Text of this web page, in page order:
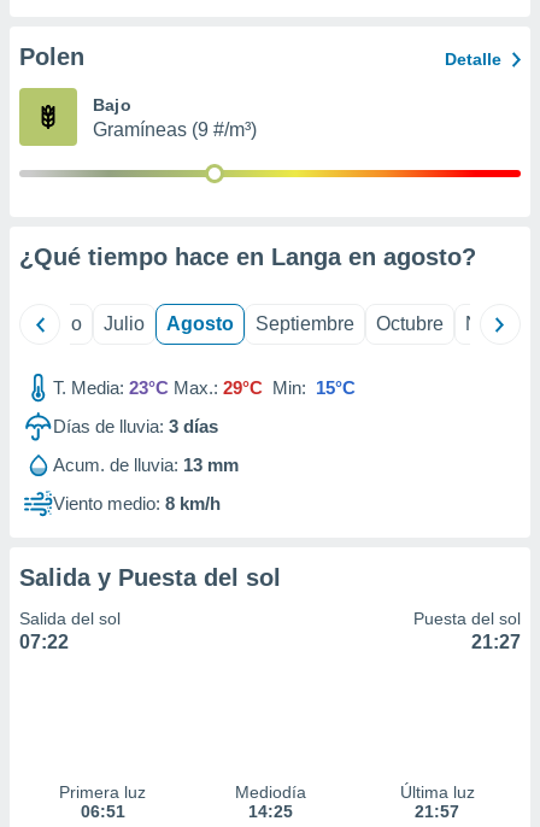
e
mediante
de
Polen Detalle
Bajo
Gramíneas (9 #/m³)
¿Qué tiempo hace en Langa en agosto?
Junio Julio Agosto Septiembre Octubre
T. Media: 23°C Max.: 29°C Min: 15°C
Días de lluvia: 3 días
Acum. de lluvia: 13 mm
Viento medio: 8 km/h
Salida y Puesta del sol
Salida del sol
07:22
Puesta del sol
21:27
Primera luz
06:51
Mediodía
14:25
Última luz
21:57